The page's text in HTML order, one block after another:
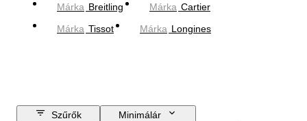
Márka Breitling Márka Cartier
Márka Tissot Márka Longines
Szűrők
Minimálár